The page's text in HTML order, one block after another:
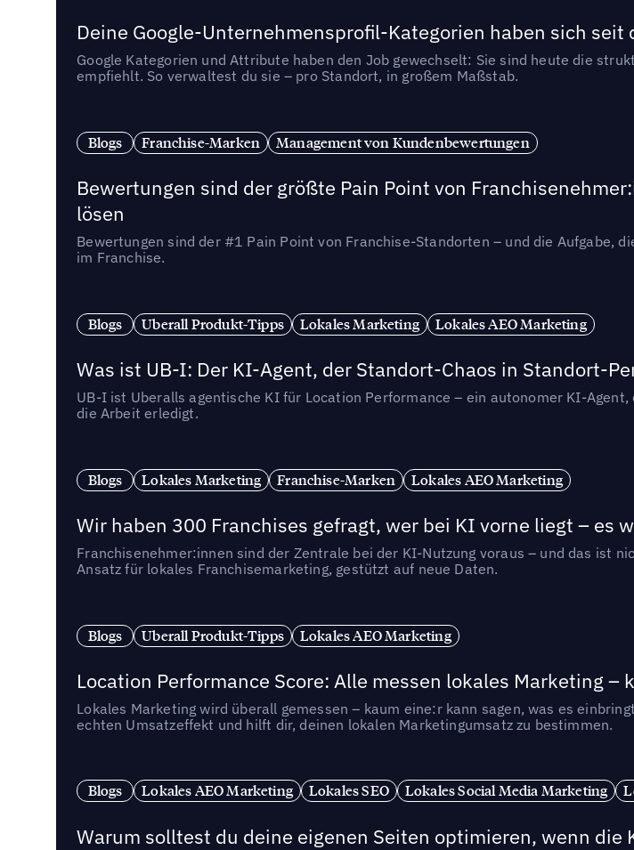
Deine Google-Unternehmensprofil-Kategorien haben sich
Google Kategorien und Attribute haben den Job gewechselt: Sie sind heute die
empfiehlt. So verwaltest du sie – pro Standort, in großem Maßstab.
Blogs Franchise-Marken Management von Kundenbewertungen
Bewertungen sind der größte Pain Point von
lösen
Bewertungen sind der #1 Pain Point von Franchise-Standorten – und die Aufgabe,
im Franchise.
Blogs Uberall Produkt-Tipps Lokales Marketing Lokales AEO Marketing
Was ist UB-I: Der KI-Agent, der Standort-Chaos in Standort-
UB-I ist Uberalls agentische KI für Location Performance – ein autonomer KI-
die Arbeit erledigt.
Blogs Lokales Marketing Franchise-Marken Lokales AEO Marketing
Wir haben 300 Franchises gefragt, wer bei KI vorne liegt – es
Franchisenehmer:innen sind der Zentrale bei der KI-Nutzung voraus – und das ist
Ansatz für lokales Franchisemarketing, gestützt auf neue Daten.
Blogs Uberall Produkt-Tipps Lokales AEO Marketing
Location Performance Score: Alle messen lokales Marketing
Lokales Marketing wird überall gemessen – kaum eine:r kann sagen, was es
echten Umsatzeffekt und hilft dir, deinen lokalen Marketingumsatz zu bestimmen.
Blogs Lokales AEO Marketing Lokales SEO Lokales Social Media Marketing
Warum solltest du deine eigenen Seiten optimieren, wenn die